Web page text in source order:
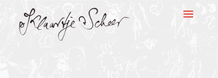
Klaartje Scheer